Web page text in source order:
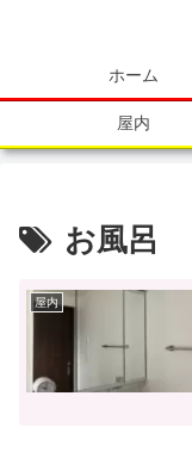
ホーム
屋内
お風呂
屋内